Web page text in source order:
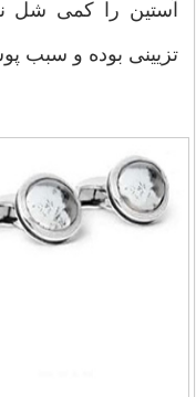
آستین را کمی شل
تزیینی بوده و سبب